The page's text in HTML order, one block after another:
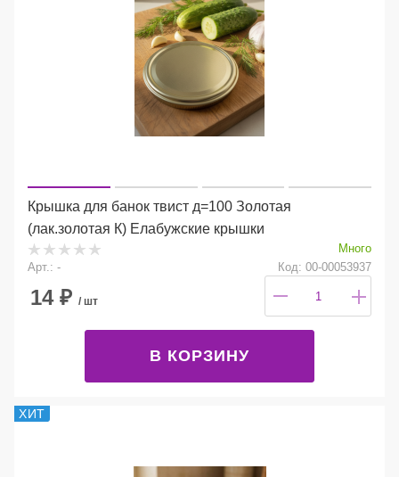
Крышка для банок твист д=100 Золотая
(лак.золотая К) Елабужские крышки
Много
Арт.: -
Код: 00-00053937
14₽ / шт
В КОРЗИНУ
ХИТ